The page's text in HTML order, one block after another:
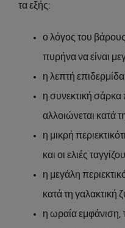
τα εξής:
ο λόγος του
πυρήνα να είναι
η λεπτή επιδερμίδα
η συνεκτική σάρκα
αλλοιώνεται κατά
η μικρή
και οι ελιές
η μεγάλη
κατά τη γαλακτική
η ωραία εμφάνιση,